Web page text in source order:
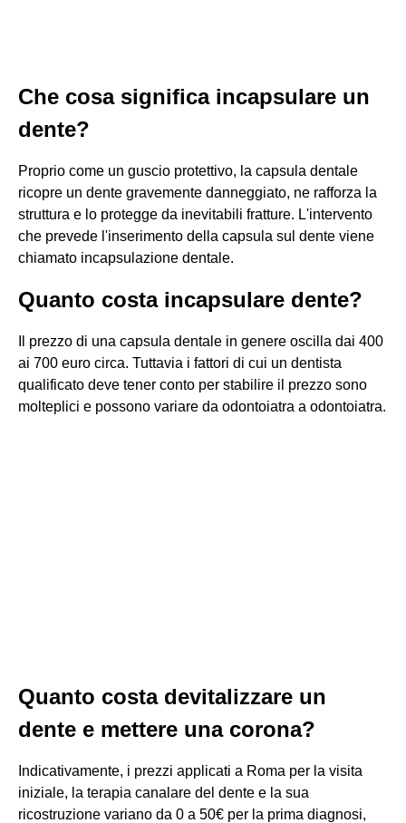
Che cosa significa incapsulare un
dente?
Proprio come un guscio protettivo, la capsula dentale
ricopre un dente gravemente danneggiato, ne rafforza la
struttura e lo protegge da inevitabili fratture. L'intervento
che prevede l'inserimento della capsula sul dente viene
chiamato incapsulazione dentale.
Quanto costa incapsulare dente?
Il prezzo di una capsula dentale in genere oscilla dai 400
ai 700 euro circa. Tuttavia i fattori di cui un dentista
qualificato deve tener conto per stabilire il prezzo sono
molteplici e possono variare da odontoiatra a odontoiatra.
Quanto costa devitalizzare un
dente e mettere una corona?
Indicativamente, i prezzi applicati a Roma per la visita
iniziale, la terapia canalare del dente e la sua
ricostruzione variano da 0 a 50€ per la prima diagnosi,